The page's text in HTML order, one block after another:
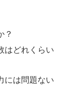
？
はどれくらい
には問題ない